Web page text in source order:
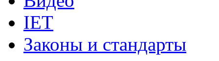
IET
Законы и стандарты